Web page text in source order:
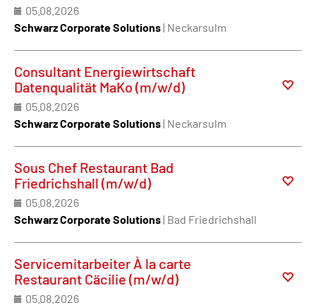
05.08.2026
Schwarz Corporate Solutions| Neckarsulm
Consultant Energiewirtschaft
Datenqualität MaKo (m/w/d)
05.08.2026
Schwarz Corporate Solutions| Neckarsulm
Sous Chef Restaurant Bad
Friedrichshall (m/w/d)
05.08.2026
Schwarz Corporate Solutions| Bad Friedrichshall
Servicemitarbeiter À la carte
Restaurant Cäcilie (m/w/d)
05.08.2026